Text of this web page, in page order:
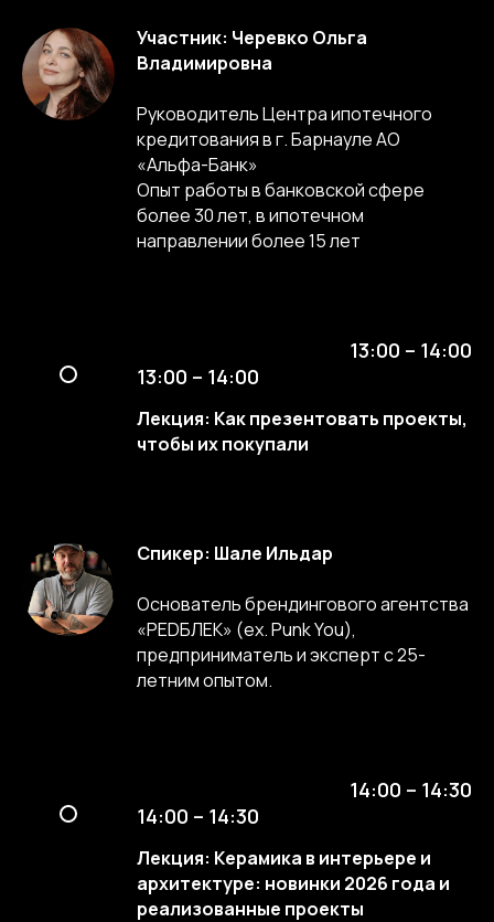
Участник: Черевко Ольга
Владимировна
Руководитель Центра ипотечного
кредитования в г. Барнауле АО
«Альфа-Банк»
Опыт работы в банковской сфере
более 30 лет, в ипотечном
направлении более 15 лет
13:00 – 14:00
13:00 – 14:00
Лекция: Как презентовать проекты,
чтобы их покупали
Спикер: Шале Ильдар
Основатель брендингового агентства
«РЕDБЛЕК» (ex. Punk You),
предприниматель и эксперт с 25-
летним опытом.
14:00 – 14:30
14:00 – 14:30
Лекция: Керамика в интерьере и
архитектуре: новинки 2026 года и
реализованные проекты